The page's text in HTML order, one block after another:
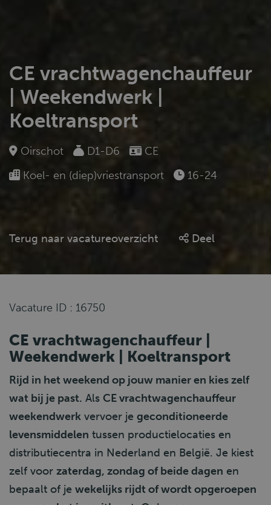
CE vrachtwagenchauffeur
| Weekendwerk |
Koeltransport
Oirschot D1-D6
CE
Koel- en (diep)vriestransport
16-24
Terug naar vacatureoverzicht Deel
Vacature ID : 16750
CE vrachtwagenchauffeur |
Weekendwerk | Koeltransport
Rijd in het weekend op jouw manier en kies zelf
wat bij je past. Als CE vrachtwagenchauffeur
weekendwerk vervoer je geconditioneerde
levensmiddelen tussen productielocaties en
distributiecentra in Nederland en België. Je kiest
zelf voor zaterdag, zondag of beide dagen en
bepaalt of je wekelijks rijdt of wordt opgeroepen